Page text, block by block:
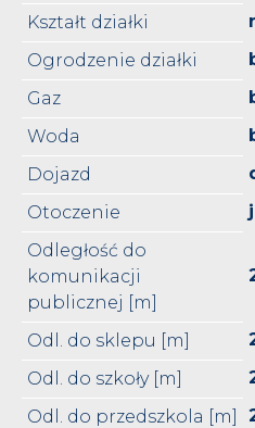
Kształt działki
Ogrodzenie działki
Gaz
Woda
Dojazd
Otoczenie
Odległość do
komunikacji
publicznej [m]
Odl. do sklepu [m]
Odl. do szkoły [m]
Odl. do przedszkola [m]